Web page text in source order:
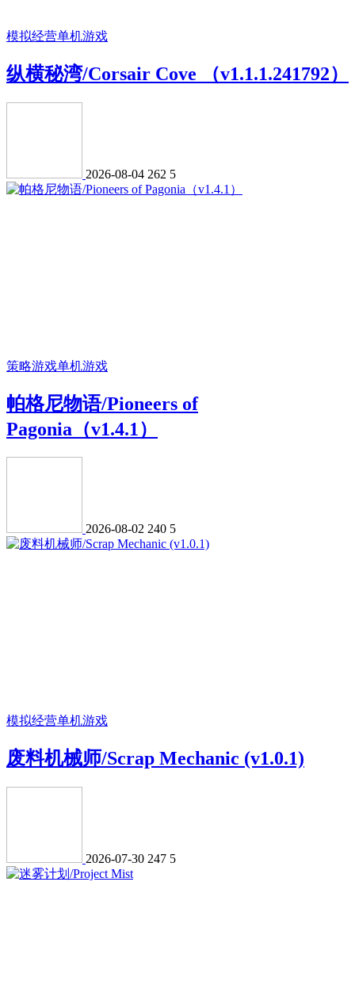
模拟经营单机游戏
纵横秘湾/Corsair Cove （v1.1.1.241792）
2026-08-04 262 5
策略游戏单机游戏
帕格尼物语/Pioneers of
Pagonia（v1.4.1）
2026-08-02 240 5
模拟经营单机游戏
废料机械师/Scrap Mechanic (v1.0.1)
2026-07-30 247 5